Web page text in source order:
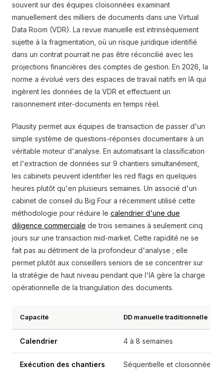
souvent sur des équipes cloisonnées examinant
manuellement des milliers de documents dans une Virtual
Data Room (VDR). La revue manuelle est intrinsèquement
sujette à la fragmentation, où un risque juridique identifié
dans un contrat pourrait ne pas être réconcilié avec les
projections financières des comptes de gestion. En 2026, la
norme a évolué vers des espaces de travail natifs en IA qui
ingèrent les données de la VDR et effectuent un
raisonnement inter-documents en temps réel.
Plausity permet aux équipes de transaction de passer d'un
simple système de questions-réponses documentaire à un
véritable moteur d'analyse. En automatisant la classification
et l'extraction de données sur 9 chantiers simultanément,
les cabinets peuvent identifier les red flags en quelques
heures plutôt qu'en plusieurs semaines. Un associé d'un
cabinet de conseil du Big Four a récemment utilisé cette
méthodologie pour réduire le calendrier d'une due
diligence commerciale de trois semaines à seulement cinq
jours sur une transaction mid-market. Cette rapidité ne se
fait pas au détriment de la profondeur d'analyse ; elle
permet plutôt aux conseillers seniors de se concentrer sur
la stratégie de haut niveau pendant que l'IA gère la charge
opérationnelle de la triangulation des documents.
Capacité DD manuelle traditionnelle
Calendrier 4 à 8 semaines
Exécution des chantiers Séquentielle et cloisonnée